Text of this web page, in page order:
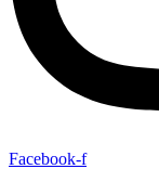
Facebook-f